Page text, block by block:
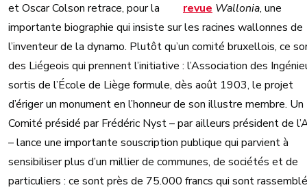
et Oscar Colson retrace, pour la
revue Wallonia, une
importante biographie qui insiste sur les racines wallonnes de
l’inventeur de la dynamo. Plutôt qu’un comité bruxellois, ce
des Liégeois qui prennent l’initiative : l’Association des
sortis de l’École de Liège formule, dès août 1903, le projet
d’ériger un monument en l’honneur de son illustre membre. Un
Comité présidé par Frédéric Nyst – par ailleurs président de
– lance une importante souscription publique qui parvient à
sensibiliser plus d’un millier de communes, de sociétés et de
particuliers : ce sont près de 75.000 francs qui sont